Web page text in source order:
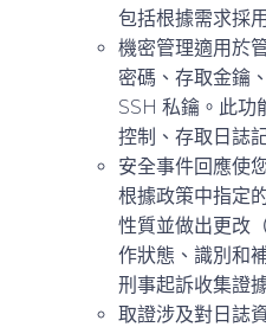
包括根據需求採
機密管理適用於
密碼、存取金鑰
SSH 私鑰。此功
控制、存取日誌
安全事件回應使
根據政策中指定
性質並做出更改
作狀態、識別和
刑事起訴收集證
取證涉及對日誌